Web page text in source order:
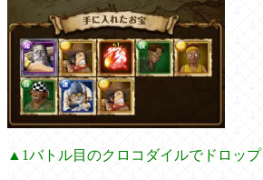
▲1バトル目のクロコダイルでドロップ